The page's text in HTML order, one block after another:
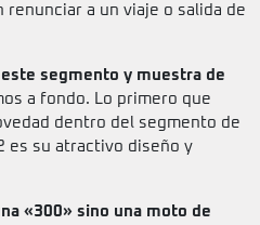
a un viaje o salida de
segmento y muestra de
a fondo. Lo primero que
dentro del segmento de
es su atractivo diseño y
«300» sino una moto de